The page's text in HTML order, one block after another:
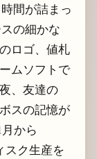
間が詰まっ
の細かな
ロゴ、値札
ムソフトで
、友達の
スの記憶が
から
スク生産を